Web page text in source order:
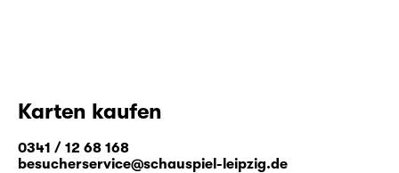
Karten kaufen
0341 / 12 68 168
besucherservice@schauspiel-leipzig.de